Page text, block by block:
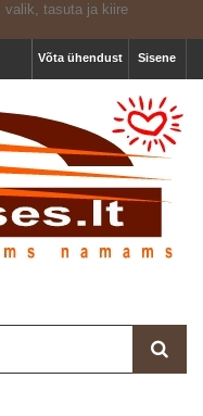
Sisene
Võta ühendust